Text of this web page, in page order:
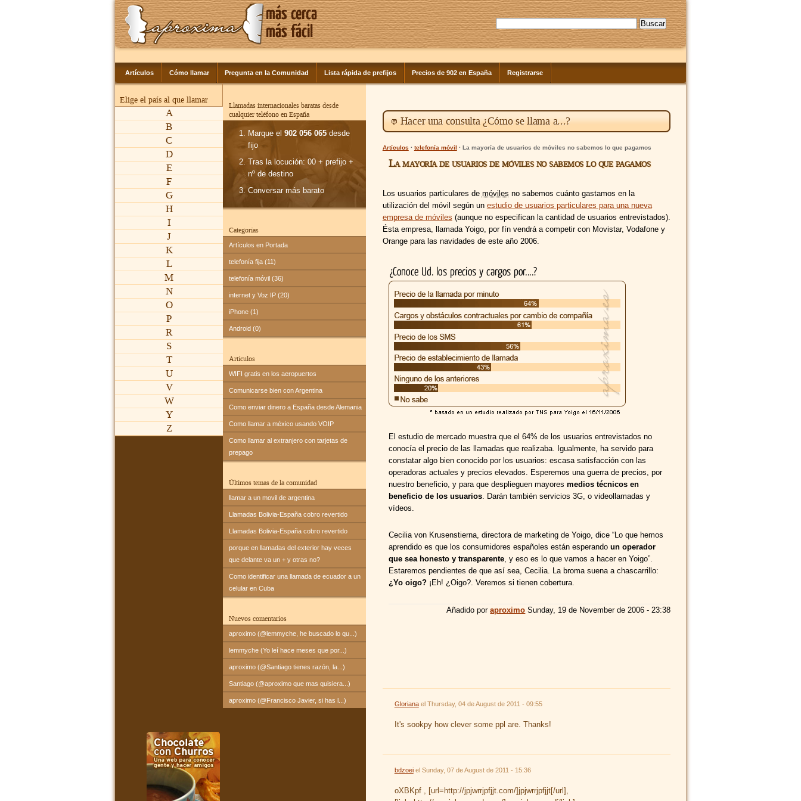
Artículos Cómo llamar Pregunta en la Comunidad Lista rápida de prefijos Precios de 902 en España Registrarse
Elige el país al que llamar
A
B
C
D
E
F
G
H
I
J
K
L
M
N
O
P
R
S
T
U
V
W
Y
Z
Llamadas internacionales baratas desde
cualquier teléfono en España
Marque el902 056 065 desde
fijo
Tras la locución: 00 + prefijo +
nº de destino
Conversar más barato
Categorías
Artículos en Portada
telefonía fija (11)
telefonía móvil (36)
internet y Voz IP (20)
iPhone (1)
Android (0)
Artículos
WIFI gratis en los aeropuertos
Comunicarse bien con Argentina
Como enviar dinero a España desde Alemania
Como llamar a méxico usando VOIP
Como llamar al extranjero con tarjetas de
prepago
Últimos temas de la comunidad
llamar a un movil de argentina
Llamadas Bolivia-España cobro revertido
Llamadas Bolivia-España cobro revertido
porque en llamadas del exterior hay veces
que delante va un + y otras no?
Como identificar una llamada de ecuador a un
celular en Cuba
Nuevos comentarios
aproximo (@lemmyche, he buscado lo qu...)
lemmyche (Yo leí hace meses que por...)
aproximo (@Santiago tienes razón, la...)
Santiago (@aproximo que mas quisiera...)
aproximo (@Francisco Javier, si has l...)
Hacer una consulta ¿Cómo se llama a...?
Artículos · telefonía móvil · La mayoría de usuarios de móviles no sabemos lo que pagamos
La mayoría de usuarios de móviles no sabemos lo que pagamos
Los usuarios particulares de móviles no sabemos cuánto gastamos en la
utilización del móvil según un estudio de usuarios particulares para una nueva
empresa de móviles (aunque no especifican la cantidad de usuarios entrevistados).
Ésta empresa, llamada Yoigo, por fín vendrá a competir con Movistar, Vodafone y
Orange para las navidades de este año 2006.
El estudio de mercado muestra que el 64% de los usuarios entrevistados no
conocía el precio de las llamadas que realizaba. Igualmente, ha servido para
constatar algo bien conocido por los usuarios: escasa satisfacción con las
operadoras actuales y precios elevados. Esperemos una guerra de precios, por
nuestro beneficio, y para que desplieguen mayores medios técnicos en
beneficio de los usuarios. Darán también servicios 3G, o videollamadas y
vídeos.
Cecilia von Krusenstierna, directora de marketing de Yoigo, dice “Lo que hemos
aprendido es que los consumidores españoles están esperando un operador
que sea honesto y transparente, y eso es lo que vamos a hacer en Yoigo”.
Estaremos pendientes de que así sea, Cecilia. La broma suena a chascarrillo:
¿Yo oigo?¡Eh! ¿Oigo?. Veremos si tienen cobertura.
Añadido poraproximo Sunday, 19 de November de 2006 - 23:38
Glorianael Thursday, 04 de August de 2011 - 09:55
It's sookpy how clever some ppl are. Thanks!
bdzoeiel Sunday, 07 de August de 2011 - 15:36
oXBKpf , [url=http://jpjwrrjpfjjt.com/]jpjwrrjpfjjt[/url],